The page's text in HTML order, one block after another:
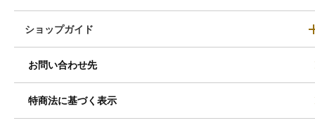
ショップガイド
お問い合わせ先
特商法に基づく表示